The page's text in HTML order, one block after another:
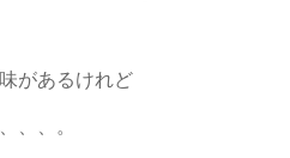
があるけれど
、、。